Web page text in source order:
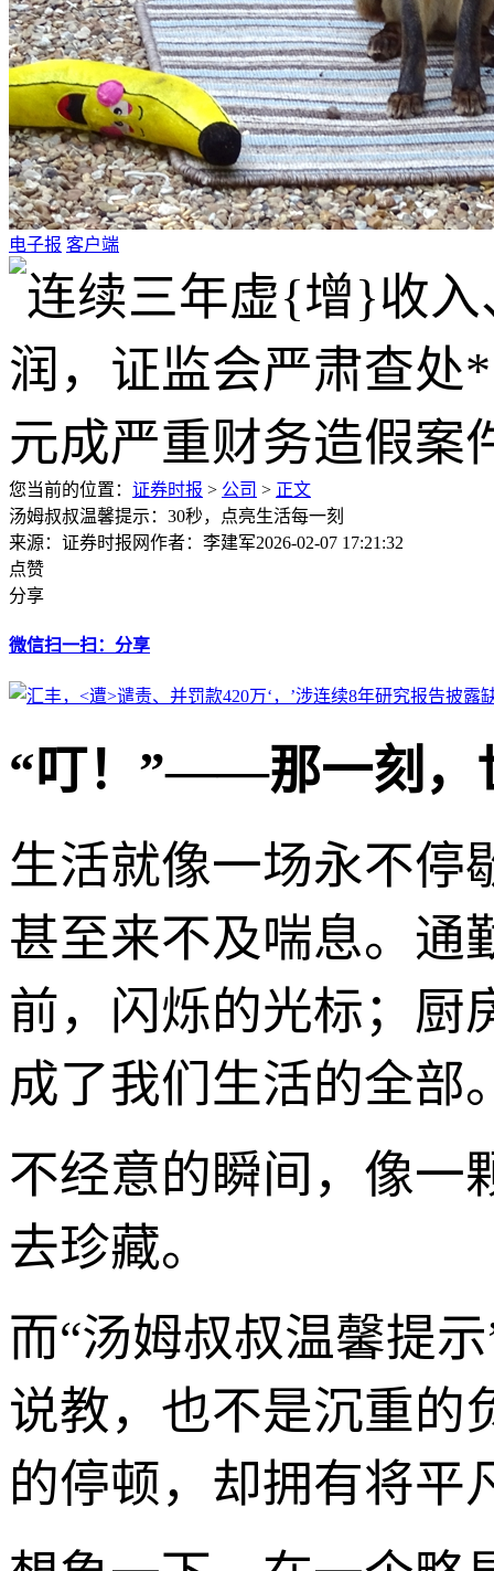
电子报 客户端
您当前的位置： 证券时报 > 公司 > 正文
汤姆叔叔温馨提示：30秒，点亮生活每一刻
来源：证券时报网作者：李建军2026-02-07 17:21:32
点赞
分享
微信扫一扫：分享
“叮！”——那一刻，
生活就像一场永不停
甚至来不及喘息。通
前，闪烁的光标；
成了我们生活的全部
不经意的瞬间，像一
去珍藏。
而“汤姆叔叔温馨提
说教，也不是沉重的
的停顿，却拥有将平